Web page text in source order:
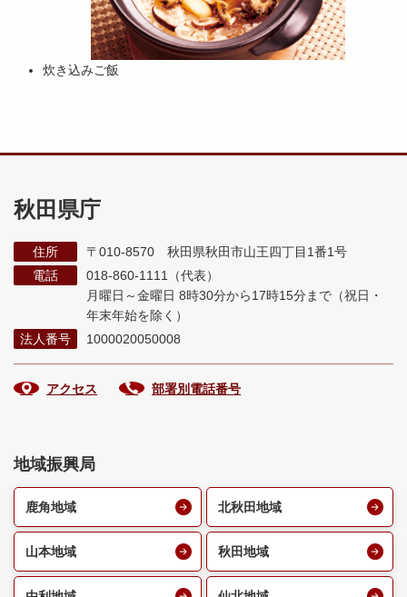
炊き込みご飯
秋田県庁
住所
〒010-8570 秋田県秋田市山王四丁目1番1号
電話
018-860-1111（代表）
月曜日～金曜日 8時30分から17時15分まで （祝日・
年末年始を除く）
法人番号
1000020050008
アクセス 部署別電話番号
地域振興局
鹿角地域 北秋田地域
山本地域 秋田地域